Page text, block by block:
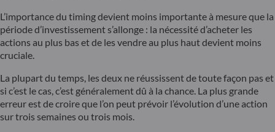
L’importance du timing devient moins importante à mesure que la
période d’investissement s’allonge : la nécessité d’acheter les
actions au plus bas et de les vendre au plus haut devient moins
cruciale.
La plupart du temps, les deux ne réussissent de toute façon pas et
si c’est le cas, c’est généralement dû à la chance. La plus grande
erreur est de croire que l’on peut prévoir l’évolution d’une action
sur trois semaines ou trois mois.